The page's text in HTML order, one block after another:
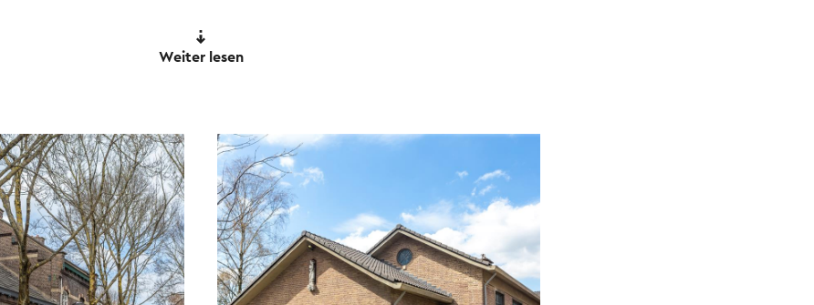
dem Zweiten Weltkrieg gegründet. Die Minen in Süd-Limburg
laufen, denn Kohle ist entscheidend für den Wiederaufbau.
suchen neue Mitarbeiter, die dem Bergbauunternehmen treu
auch, denn die rasante Modernisierung des
Weiter lesen